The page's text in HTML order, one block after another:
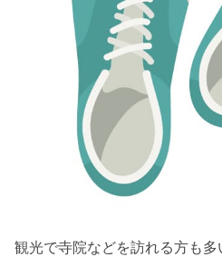
観光で寺院などを訪れる方も多